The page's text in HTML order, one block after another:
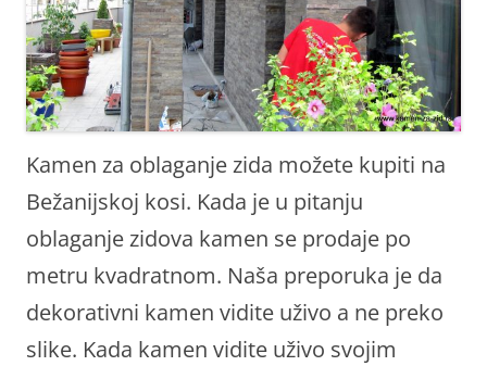
Kamen za oblaganje zida možete kupiti na
Bežanijskoj kosi. Kada je u pitanju
oblaganje zidova kamen se prodaje po
metru kvadratnom. Naša preporuka je da
dekorativni kamen vidite uživo a ne preko
slike. Kada kamen vidite uživo svojim